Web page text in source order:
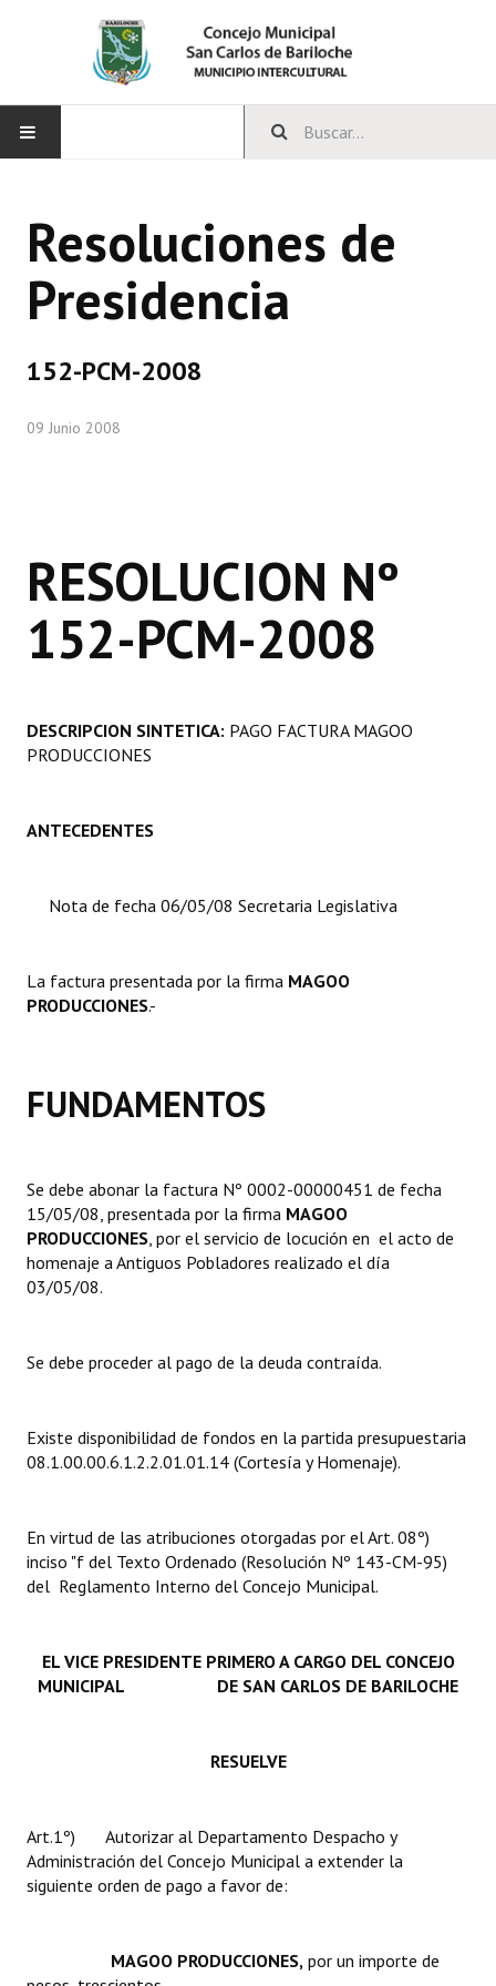
CONCEJO
Bloques Políticos
Comisiones Permanentes
Comisiones Especiales
LEGISLACIÓN
Constitución Nacional
Constitución Provincial
Reglamento Interno
DOCUMENTOS
Proyectos Presentados
Actas de Audiencias Públicas
NORMATIVA
Declaraciones
Resoluciones de Presidencia
Antiguos Pobladores
Noticias Destacadas
Datos Históricos
Mujeres que Dejaron Huellas - Registro
Periodistas Decanos - Registro
Banca del Vecino - Registro
Resoluciones de
Presidencia
152-PCM-2008
09 Junio 2008
RESOLUCION Nº
152-PCM-2008
DESCRIPCION SINTETICA: PAGO FACTURA MAGOO
PRODUCCIONES
ANTECEDENTES
Nota de fecha 06/05/08 Secretaria Legislativa
La factura presentada por la firma MAGOO
PRODUCCIONES.-
FUNDAMENTOS
Se debe abonar la factura Nº 0002-00000451 de fecha
15/05/08, presentada por la firma MAGOO
PRODUCCIONES, por el servicio de locución en el acto de
homenaje a Antiguos Pobladores realizado el día
03/05/08.
Se debe proceder al pago de la deuda contraída.
Existe disponibilidad de fondos en la partida presupuestaria
08.1.00.00.6.1.2.2.01.01.14 (Cortesía y Homenaje).
En virtud de las atribuciones otorgadas por el Art. 08º)
inciso "f del Texto Ordenado (Resolución Nº 143-CM-95)
del Reglamento Interno del Concejo Municipal.
EL VICE PRESIDENTE PRIMERO A CARGO DEL CONCEJO
MUNICIPAL DE SAN CARLOS DE BARILOCHE
RESUELVE
Art.1º) Autorizar al Departamento Despacho y
Administración del Concejo Municipal a extender la
siguiente orden de pago a favor de:
MAGOO PRODUCCIONES, por un importe de